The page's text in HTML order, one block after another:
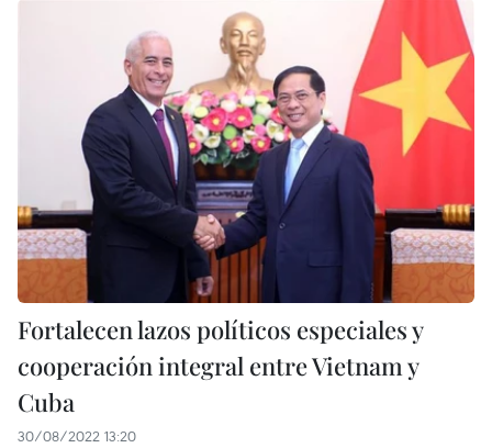
Fortalecen lazos políticos especiales y
cooperación integral entre Vietnam y
Cuba
30/08/2022 13:20